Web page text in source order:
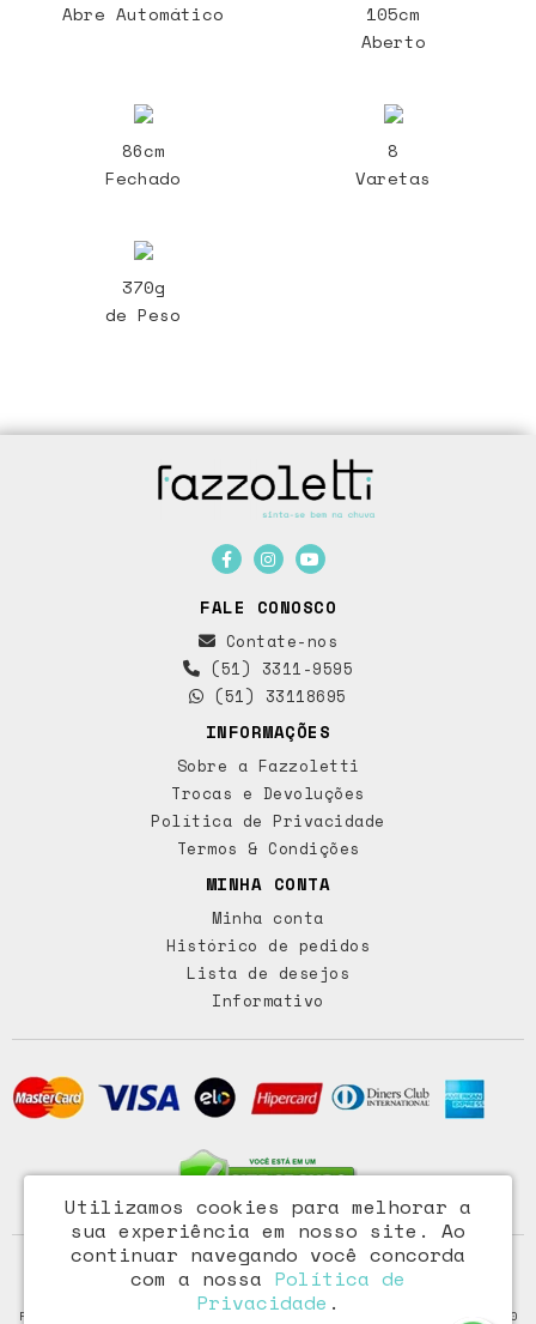
Abre Automático
105cm
Aberto
86cm
Fechado
8
Varetas
370g
de Peso
FALE CONOSCO
Contate-nos
(51) 3311-9595
(51) 33118695
INFORMAÇÕES
Sobre a Fazzoletti
Trocas e Devoluções
Política de Privacidade
Termos & Condições
MINHA CONTA
Minha conta
Histórico de pedidos
Lista de desejos
Informativo
Access Comércio Importação e Exportação Ltda - CNPJ:
72.473.291/0001-46
Rua Paraiba, 318 – Floresta - Porto Alegre / RS - CEP: 90220-100
Utilizamos cookies para melhorar a
sua experiência em nosso site. Ao
continuar navegando você concorda
com a nossa Política de
Privacidade .